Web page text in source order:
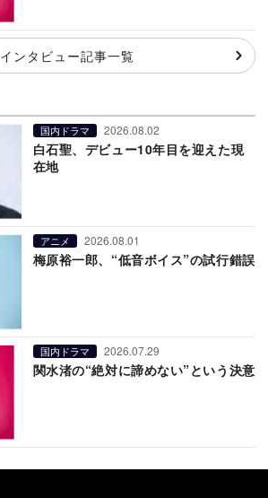
インタビュー記事一覧
国内ドラマ 2026.08.02
白石聖、デビュー10年目を迎えた現
在地
アニメ 2026.08.01
梅原裕一郎、“低音ボイス”の試行錯誤
国内ドラマ 2026.07.29
関水渚の“絶対に諦めない”という決意